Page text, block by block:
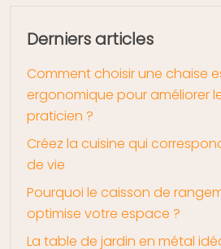
Derniers articles
Comment choisir une chaise
ergonomique pour améliorer
praticien ?
Créez la cuisine qui
de vie
Pourquoi le caisson de
optimise votre espace ?
La table de jardin en métal